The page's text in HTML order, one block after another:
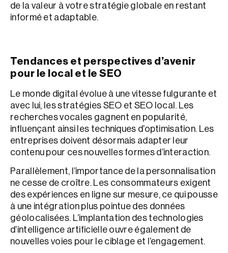
de la valeur à votre stratégie globale en restant
informé et adaptable.
Tendances et perspectives d’avenir
pour le local et le SEO
Le monde digital évolue à une vitesse fulgurante et
avec lui, les stratégies SEO et SEO local. Les
recherches vocales gagnent en popularité,
influençant ainsi les techniques d’optimisation. Les
entreprises doivent désormais adapter leur
contenu pour ces nouvelles formes d’interaction.
Parallèlement, l’importance de la personnalisation
ne cesse de croître. Les consommateurs exigent
des expériences en ligne sur mesure, ce qui pousse
à une intégration plus pointue des données
géolocalisées. L’implantation des technologies
d’intelligence artificielle ouvre également de
nouvelles voies pour le ciblage et l’engagement.